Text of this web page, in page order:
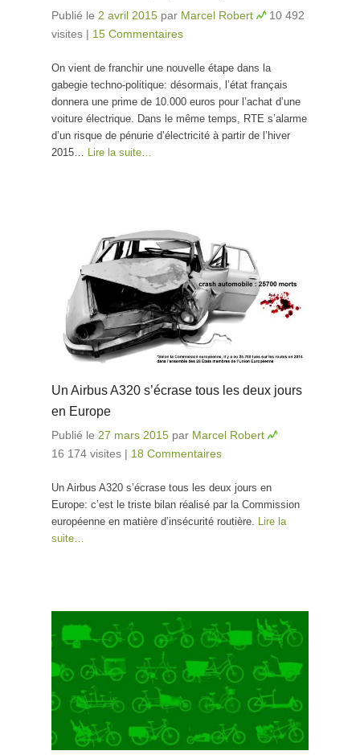
Publié le 2 avril 2015 par Marcel Robert
10 492
visites | 15 Commentaires
On vient de franchir une nouvelle étape dans la
gabegie techno-politique: désormais, l’état français
donnera une prime de 10.000 euros pour l’achat d’une
voiture électrique. Dans le même temps, RTE s’alarme
d’un risque de pénurie d’électricité à partir de l’hiver
2015… Lire la suite…
Un Airbus A320 s’écrase tous les deux jours
en Europe
Publié le 27 mars 2015 par Marcel Robert
16 174 visites | 18 Commentaires
Un Airbus A320 s’écrase tous les deux jours en
Europe: c’est le triste bilan réalisé par la Commission
européenne en matière d’insécurité routière.
Lire la
suite…